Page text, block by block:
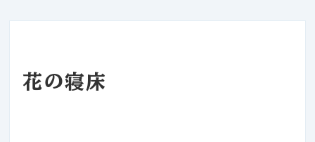
花の寝床